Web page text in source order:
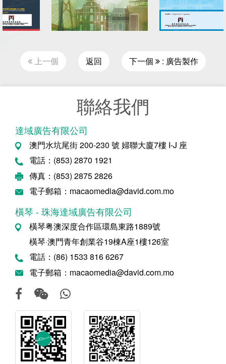
上一個 返回 下一個 : 廣告製作
聯絡我們
達域廣告有限公司
澳門水坑尾街 200-230 號 婦聯大廈7樓 I-J 座
電話：(853) 2870 1921
傳真：(853) 2875 2826
電子郵箱：macaomedia@david.com.mo
橫琴 - 珠海達域廣告有限公司
橫琴粤澳深度合作區環島東路1889號
橫琴·澳門青年創業谷19棟A座1樓126室
電話：(86) 1533 816 6267
電子郵箱：macaomedia@david.com.mo